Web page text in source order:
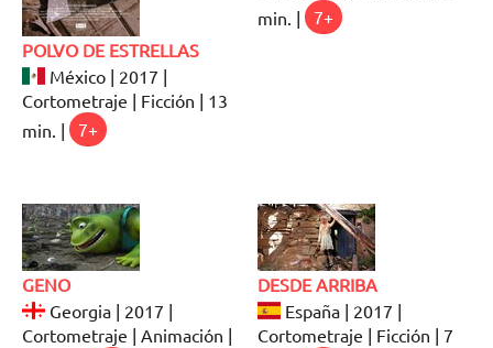
POLVO DE ESTRELLAS
México | 2017 |
Cortometraje | Ficción | 13
min. |
7+
min. |
7+
GENO
Georgia | 2017 |
Cortometraje | Animación |
DESDE ARRIBA
España | 2017 |
Cortometraje | Ficción | 7